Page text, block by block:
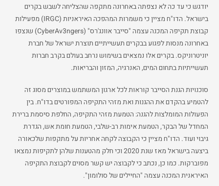
יודגש כי עד כה לא נצפתה באחרונה מתקפה שהצליחה לשבש בקרים
בישראל. הדו"ח מציין כי משמרות המהפכה האיראניות (IRGC) מפעילות
קבוצת תקיפה המכנה עצמה "סייבר אוונג'רס" (CyberAv3ngers) שנצפו
באחרונה מנסות לפגוע בבקרים תעשייתיים תוצרת ישראל של חברת
יוניטרוניקס. בקרים אלו נמצאים בשימוש נרחב בעולם בקרב חברות
תעשייתיות בתחום המים, האנרגיה, המזון והבריאות.
סוכנויות הגנת הסייבר קוראות לכל ארגון המשתמש במוצרים מסוג זה
להטמיע בהקדם את ההגנות ואת מזהי התקיפה המפורטים בדו"ח. בין
הפעולות המומלצות להגנה: הטמעת מזהי התקיפה, החלפת סיסמת ברירת
המחדל של הבקר, הטמעת אימות רב-שלבי, הטמעת חומת אש, הגדרת
גיבוי ועוד. הדו"ח מציין כי הקבוצה לקחה אחריות על מתקפות שלכאורה
ביצעה בישראל מאז שנת 2020 וכי חלק מהטענות שלהן לתקיפות נמצאו
מפוברקות. כמו כן, נכתב כי לקבוצה יש קשר מסוים לקבוצת התקיפה
האיראנית המכנה עצמה "החיילים של סולומון".